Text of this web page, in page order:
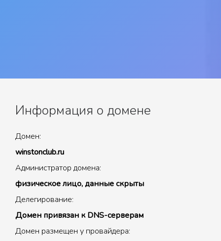
Информация о домене
Домен:
winstonclub.ru
Администратор домена:
физическое лицо, данные скрыты
Делегирование:
Домен привязан к DNS-серверам
Домен размещен у провайдера: